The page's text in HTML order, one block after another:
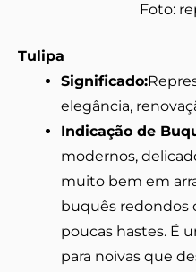
Foto:
Tulipa
Significado:
elegância,
Indicação de
modernos,
muito bem em
buquês redondos
poucas hastes. É
para noivas que